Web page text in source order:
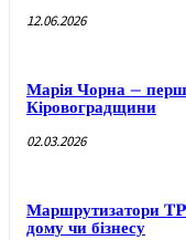
12.06.2026
Марія Чорна –
Кіровоградщини
02.03.2026
Маршрутизатори
дому чи бізнесу